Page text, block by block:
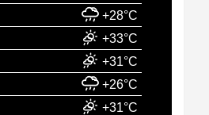
+28°C
+33°C
+31°C
+26°C
+31°C